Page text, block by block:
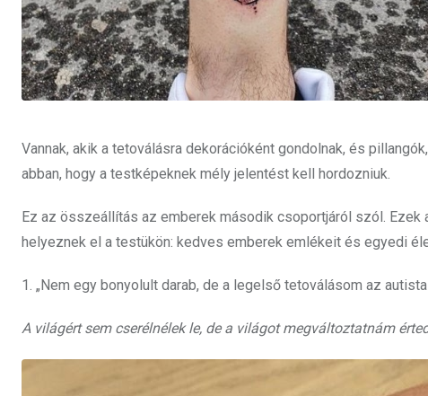
Vannak, akik a tetoválásra dekorációként gondolnak, és
abban, hogy a testképeknek mély jelentést kell hordozniuk.
Ez az összeállítás az emberek második csoportjáról szól.
helyeznek el a testükön: kedves emberek emlékeit és egyedi
1. „Nem egy bonyolult darab, de a legelső tetoválásom az
A világért sem cserélnélek le, de a világot megváltoztatnám